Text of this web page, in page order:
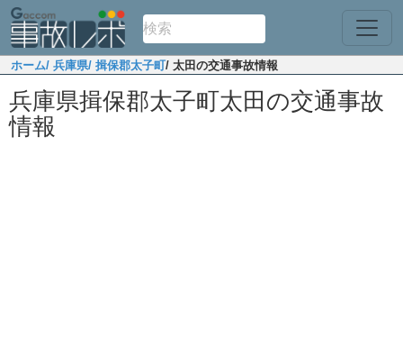
ホーム/ 兵庫県/ 揖保郡太子町/ 太田の交通事故情報
兵庫県揖保郡太子町太田の交通事故
情報